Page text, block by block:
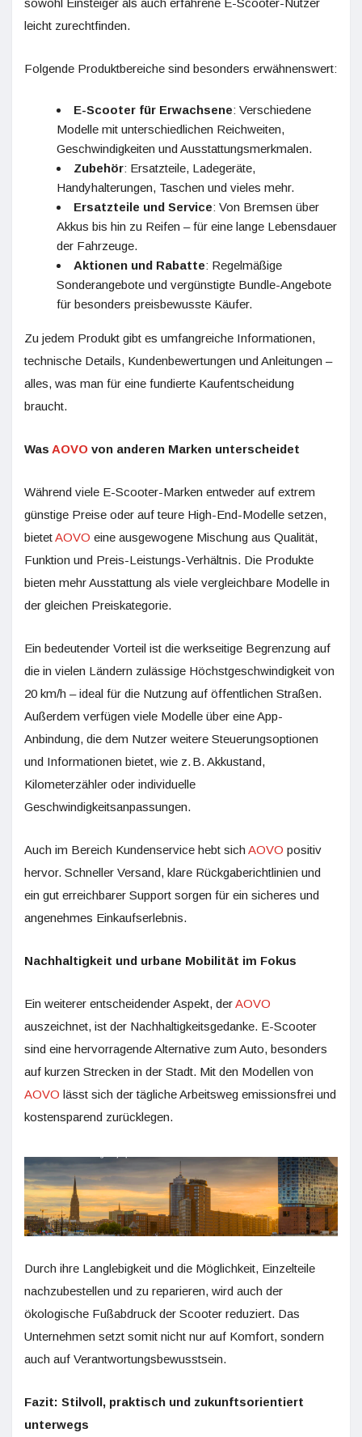
sowohl Einsteiger als auch erfahrene E-Scooter-Nutzer
leicht zurechtfinden.
Folgende Produktbereiche sind besonders erwähnenswert:
E-Scooter für Erwachsene: Verschiedene
Modelle mit unterschiedlichen Reichweiten,
Geschwindigkeiten und Ausstattungsmerkmalen.
Zubehör: Ersatzteile, Ladegeräte,
Handyhalterungen, Taschen und vieles mehr.
Ersatzteile und Service: Von Bremsen über
Akkus bis hin zu Reifen – für eine lange Lebensdauer
der Fahrzeuge.
Aktionen und Rabatte: Regelmäßige
Sonderangebote und vergünstigte Bundle-Angebote
für besonders preisbewusste Käufer.
Zu jedem Produkt gibt es umfangreiche Informationen,
technische Details, Kundenbewertungen und Anleitungen –
alles, was man für eine fundierte Kaufentscheidung
braucht.
Was AOVO von anderen Marken unterscheidet
Während viele E-Scooter-Marken entweder auf extrem
günstige Preise oder auf teure High-End-Modelle setzen,
bietetAOVO eine ausgewogene Mischung aus Qualität,
Funktion und Preis-Leistungs-Verhältnis. Die Produkte
bieten mehr Ausstattung als viele vergleichbare Modelle in
der gleichen Preiskategorie.
Ein bedeutender Vorteil ist die werkseitige Begrenzung auf
die in vielen Ländern zulässige Höchstgeschwindigkeit von
20 km/h – ideal für die Nutzung auf öffentlichen Straßen.
Außerdem verfügen viele Modelle über eine App-
Anbindung, die dem Nutzer weitere Steuerungsoptionen
und Informationen bietet, wie z. B. Akkustand,
Kilometerzähler oder individuelle
Geschwindigkeitsanpassungen.
Auch im Bereich Kundenservice hebt sich AOVO positiv
hervor. Schneller Versand, klare Rückgaberichtlinien und
ein gut erreichbarer Support sorgen für ein sicheres und
angenehmes Einkaufserlebnis.
Nachhaltigkeit und urbane Mobilität im Fokus
Ein weiterer entscheidender Aspekt, derAOVO
auszeichnet, ist der Nachhaltigkeitsgedanke. E-Scooter
sind eine hervorragende Alternative zum Auto, besonders
auf kurzen Strecken in der Stadt. Mit den Modellen von
AOVO lässt sich der tägliche Arbeitsweg emissionsfrei und
kostensparend zurücklegen.
Durch ihre Langlebigkeit und die Möglichkeit, Einzelteile
nachzubestellen und zu reparieren, wird auch der
ökologische Fußabdruck der Scooter reduziert. Das
Unternehmen setzt somit nicht nur auf Komfort, sondern
auch auf Verantwortungsbewusstsein.
Fazit: Stilvoll, praktisch und zukunftsorientiert
unterwegs